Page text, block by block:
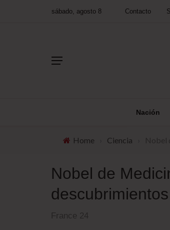
sábado, agosto 8 Contacto
Nación
Home Ciencia
Nobel de
France 24